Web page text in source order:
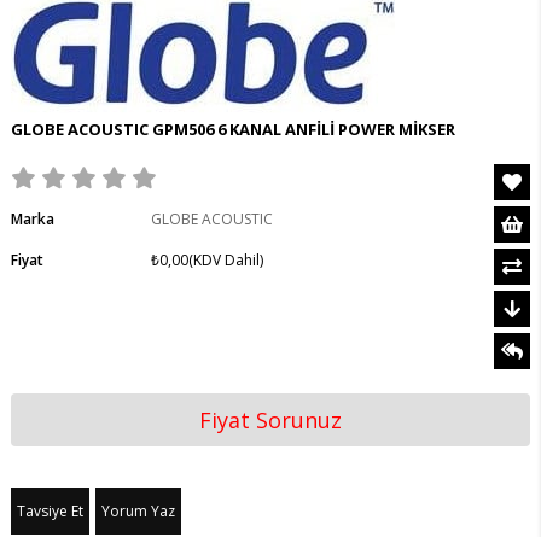
GLOBE ACOUSTIC GPM506 6 KANAL ANFİLİ POWER MİKSER
Marka
GLOBE ACOUSTIC
Fiyat
₺0,00(KDV Dahil)
Fiyat Sorunuz
Tavsiye Et Yorum Yaz